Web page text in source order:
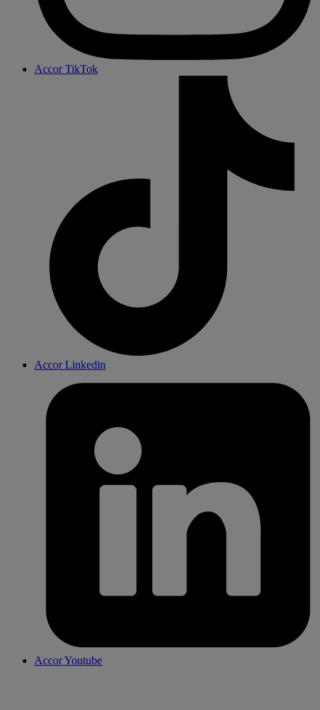
Accor TikTok
Accor Linkedin
Accor Youtube